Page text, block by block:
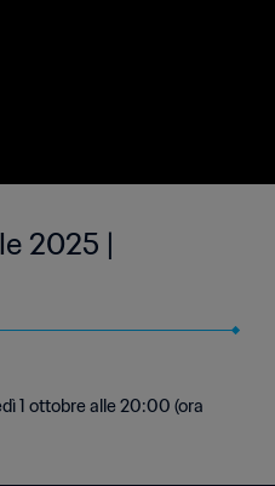
2025 |
1 ottobre alle 20:00 (ora